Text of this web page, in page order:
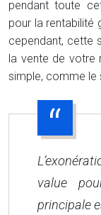
pendant toute
pour la rentabilité
cependant, cette
la vente de votre
simple, comme le
value
principale